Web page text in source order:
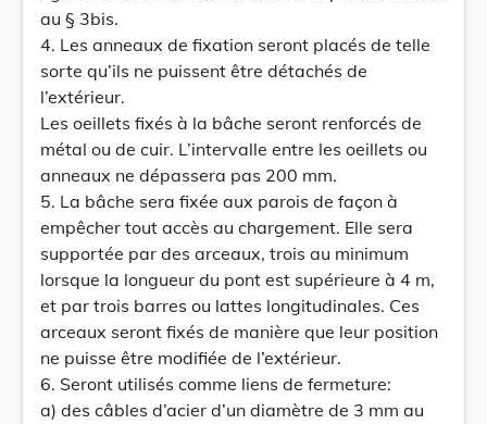
au § 3bis.
4. Les anneaux de fixation seront placés de telle
sorte qu’ils ne puissent être détachés de
l’extérieur.
Les oeillets fixés à la bâche seront renforcés de
métal ou de cuir. L’intervalle entre les oeillets ou
anneaux ne dépassera pas 200 mm.
5. La bâche sera fixée aux parois de façon à
empêcher tout accès au chargement. Elle sera
supportée par des arceaux, trois au minimum
lorsque la longueur du pont est supérieure à 4 m,
et par trois barres ou lattes longitudinales. Ces
arceaux seront fixés de manière que leur position
ne puisse être modifiée de l’extérieur.
6. Seront utilisés comme liens de fermeture:
a) des câbles d’acier d’un diamètre de 3 mm au